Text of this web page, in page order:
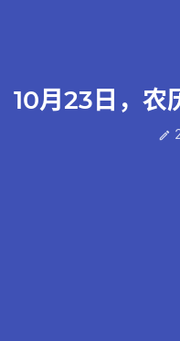
10月23日，农
